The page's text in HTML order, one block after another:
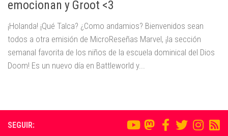
emocionan y Groot <3
¡Holanda! ¡Qué Talca? ¿Como andamios? Bienvenidos sean
todos a otra emisión de MicroReseñas Marvel, ¡la sección
semanal favorita de los niños de la escuela dominical del Dios
Doom! Es un nuevo día en Battleworld y...
SEGUIR: